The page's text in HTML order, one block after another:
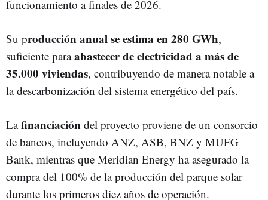
funcionamiento a finales de 2026.
Su producción anual se estima en 280 GWh,
suficiente paraabastecer de electricidad a más de
35.000 viviendas, contribuyendo de manera notable a
la descarbonización del sistema energético del país.
Lafinanciación del proyecto proviene de un consorcio
de bancos, incluyendo ANZ, ASB, BNZ y MUFG
Bank, mientras que Meridian Energy ha asegurado la
compra del 100% de la producción del parque solar
durante los primeros diez años de operación.